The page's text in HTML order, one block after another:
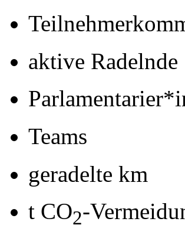
aktive Radelnde
Teams
geradelte km
t CO2-